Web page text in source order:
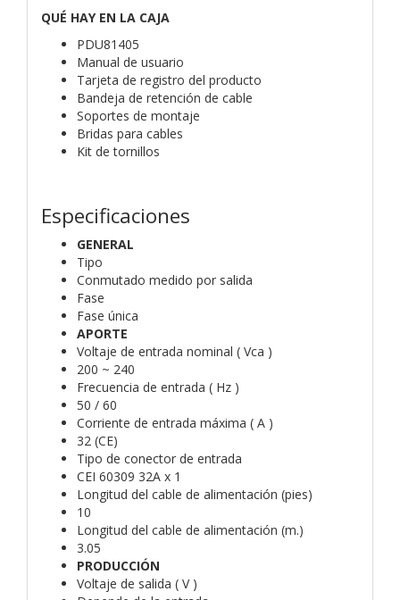
QUÉ HAY EN LA CAJA
PDU81405
Manual de usuario
Tarjeta de registro del producto
Bandeja de retención de cable
Soportes de montaje
Bridas para cables
Kit de tornillos
Especificaciones
GENERAL
Tipo
Conmutado medido por salida
Fase
Fase única
APORTE
Voltaje de entrada nominal ( Vca )
200 ~ 240
Frecuencia de entrada ( Hz )
50 / 60
Corriente de entrada máxima ( A )
32 (CE)
Tipo de conector de entrada
CEI 60309 32A x 1
Longitud del cable de alimentación (pies)
10
Longitud del cable de alimentación (m.)
3.05
PRODUCCIÓN
Voltaje de salida ( V )